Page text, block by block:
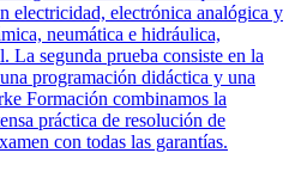
electricidad, electrónica analógica y
neumática e hidráulica,
La segunda prueba consiste en la
programación didáctica y una
Formación combinamos la
práctica de resolución de
con todas las garantías.